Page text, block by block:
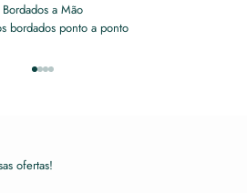
Bordados a Mão
bordados ponto a ponto
Ir para item 1
Ir para item 2
Ir para item 3
Ir para item 4
ofertas!